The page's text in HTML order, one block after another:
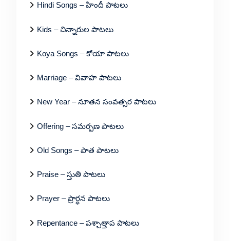
Hindi Songs – హిందీ పాటలు
Kids – చిన్నారుల పాటలు
Koya Songs – కోయా పాటలు
Marriage – వివాహ పాటలు
New Year – నూతన సంవత్సర పాటలు
Offering – సమర్పణ పాటలు
Old Songs – పాత పాటలు
Praise – స్తుతి పాటలు
Prayer – ప్రార్థన పాటలు
Repentance – పశ్చాత్తాప పాటలు